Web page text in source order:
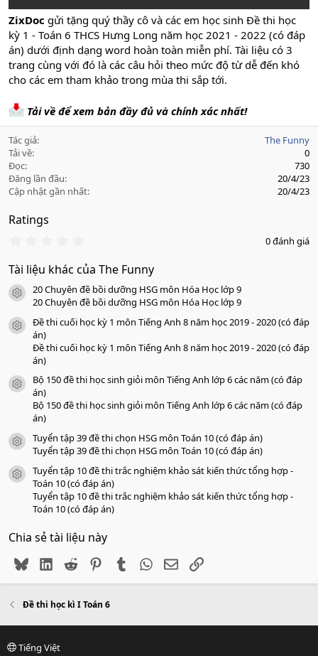
ZixDoc gửi tặng quý thầy cô và các em học sinh Đề thi học
kỳ 1 - Toán 6 THCS Hưng Long năm học 2021 - 2022 (có đáp
án) dưới định dạng word hoàn toàn miễn phí. Tài liệu có 3
trang cùng với đó là các câu hỏi theo mức độ từ dễ đến khó
cho các em tham khảo trong mùa thi sắp tới.
Tải về để xem bản đầy đủ và chính xác nhất!
Tác giả
The Funny
Tải về
0
Đọc
730
Đăng lần đầu
20/4/23
Cập nhật gần nhất
20/4/23
Ratings
0
0
s
a
o
0 đánh giá
Tài liệu khác của The Funny
icon tài liệu
20 Chuyên đề bồi dưỡng HSG môn Hóa Học lớp 9
20 Chuyên đề bồi dưỡng HSG môn Hóa Học lớp 9
icon tài liệu
Đề thi cuối học kỳ 1 môn Tiếng Anh 8 năm học 2019 - 2020 (có đáp
án)
Đề thi cuối học kỳ 1 môn Tiếng Anh 8 năm học 2019 - 2020 (có đáp
án)
icon tài liệu
Bộ 150 đề thi học sinh giỏi môn Tiếng Anh lớp 6 các năm (có đáp
án)
Bộ 150 đề thi học sinh giỏi môn Tiếng Anh lớp 6 các năm (có đáp
án)
icon tài liệu
Tuyển tập 39 đề thi chọn HSG môn Toán 10 (có đáp án)
Tuyển tập 39 đề thi chọn HSG môn Toán 10 (có đáp án)
icon tài liệu
Tuyển tập 10 đề thi trắc nghiệm khảo sát kiến thức tổng hợp -
Toán 10 (có đáp án)
Tuyển tập 10 đề thi trắc nghiệm khảo sát kiến thức tổng hợp -
Toán 10 (có đáp án)
Chia sẻ tài liệu này
BlueskyLinkedIn
Reddit PinterestTumblr WhatsApp
EmailLink
Đề thi học kì I Toán 6
Tiếng Việt